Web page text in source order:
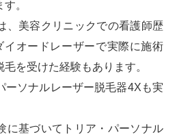
。
、美容クリニックでの看護師歴
オードレーザーで実際に施術
を受けた経験もあります。
ーソナルレーザー脱毛器4Xも実
に基づいてトリア・パーソナル